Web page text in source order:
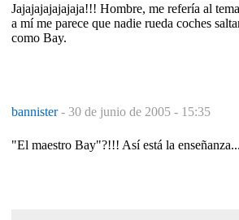
Jajajajajajajaja!!! Hombre, me refería al
a mí me parece que nadie rueda coches
como Bay.
bannister- 30 de junio de 2005 - 15:35
"El maestro Bay"?!!! Así está la enseñanza...